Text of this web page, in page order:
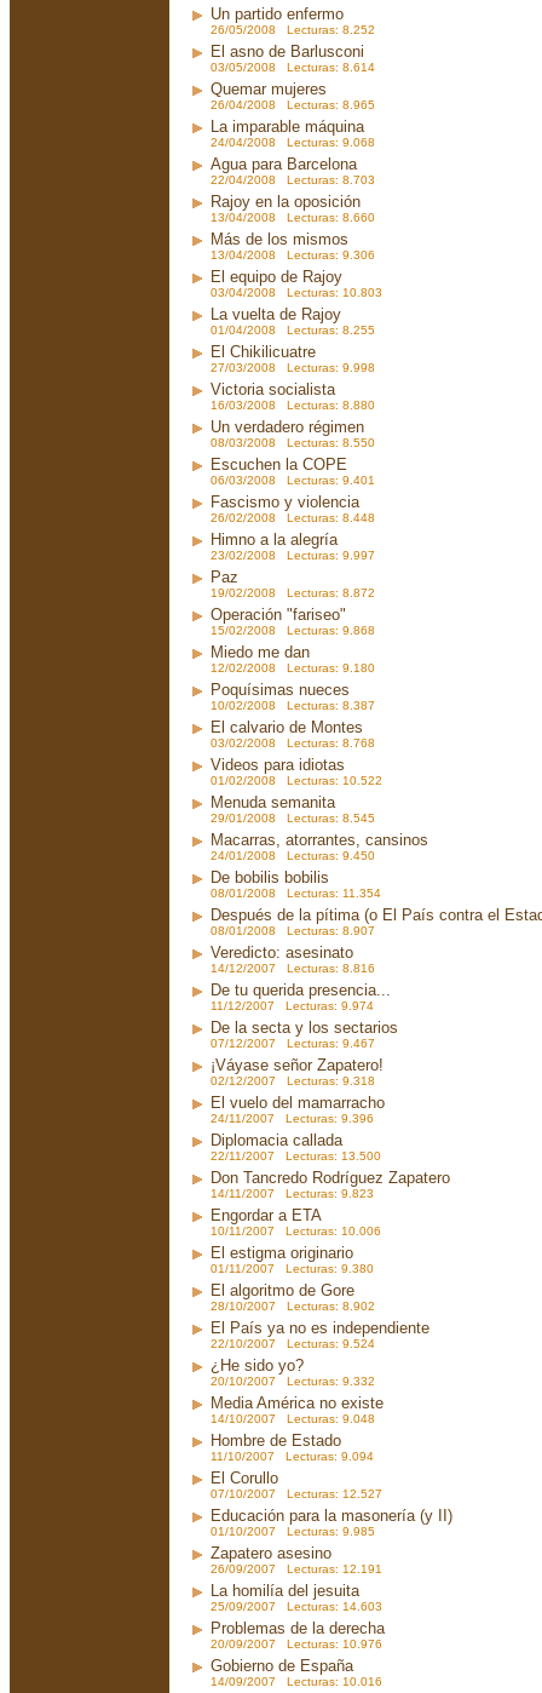
Un partido enfermo
26/05/2008 Lecturas: 8.252
El asno de Barlusconi
03/05/2008 Lecturas: 8.614
Quemar mujeres
26/04/2008 Lecturas: 8.965
La imparable máquina
24/04/2008 Lecturas: 9.068
Agua para Barcelona
22/04/2008 Lecturas: 8.703
Rajoy en la oposición
13/04/2008 Lecturas: 8.660
Más de los mismos
13/04/2008 Lecturas: 9.306
El equipo de Rajoy
03/04/2008 Lecturas: 10.803
La vuelta de Rajoy
01/04/2008 Lecturas: 8.255
El Chikilicuatre
27/03/2008 Lecturas: 9.998
Victoria socialista
16/03/2008 Lecturas: 8.880
Un verdadero régimen
08/03/2008 Lecturas: 8.550
Escuchen la COPE
06/03/2008 Lecturas: 9.401
Fascismo y violencia
26/02/2008 Lecturas: 8.448
Himno a la alegría
23/02/2008 Lecturas: 9.997
Paz
19/02/2008 Lecturas: 8.872
Operación "fariseo"
15/02/2008 Lecturas: 9.868
Miedo me dan
12/02/2008 Lecturas: 9.180
Poquísimas nueces
10/02/2008 Lecturas: 8.387
El calvario de Montes
03/02/2008 Lecturas: 8.768
Videos para idiotas
01/02/2008 Lecturas: 10.522
Menuda semanita
29/01/2008 Lecturas: 8.545
Macarras, atorrantes, cansinos
24/01/2008 Lecturas: 9.450
De bobilis bobilis
08/01/2008 Lecturas: 11.354
Después de la pítima (o El País contra el
08/01/2008 Lecturas: 8.907
Veredicto: asesinato
14/12/2007 Lecturas: 8.816
De tu querida presencia...
11/12/2007 Lecturas: 9.974
De la secta y los sectarios
07/12/2007 Lecturas: 9.467
¡Váyase señor Zapatero!
02/12/2007 Lecturas: 9.318
El vuelo del mamarracho
24/11/2007 Lecturas: 9.396
Diplomacia callada
22/11/2007 Lecturas: 13.500
Don Tancredo Rodríguez Zapatero
14/11/2007 Lecturas: 9.823
Engordar a ETA
10/11/2007 Lecturas: 10.006
El estigma originario
01/11/2007 Lecturas: 9.380
El algoritmo de Gore
28/10/2007 Lecturas: 8.902
El País ya no es independiente
22/10/2007 Lecturas: 9.524
¿He sido yo?
20/10/2007 Lecturas: 9.332
Media América no existe
14/10/2007 Lecturas: 9.048
Hombre de Estado
11/10/2007 Lecturas: 9.094
El Corullo
07/10/2007 Lecturas: 12.527
Educación para la masonería (y II)
01/10/2007 Lecturas: 9.985
Zapatero asesino
26/09/2007 Lecturas: 12.191
La homilía del jesuita
25/09/2007 Lecturas: 14.603
Problemas de la derecha
20/09/2007 Lecturas: 10.976
Gobierno de España
14/09/2007 Lecturas: 10.016